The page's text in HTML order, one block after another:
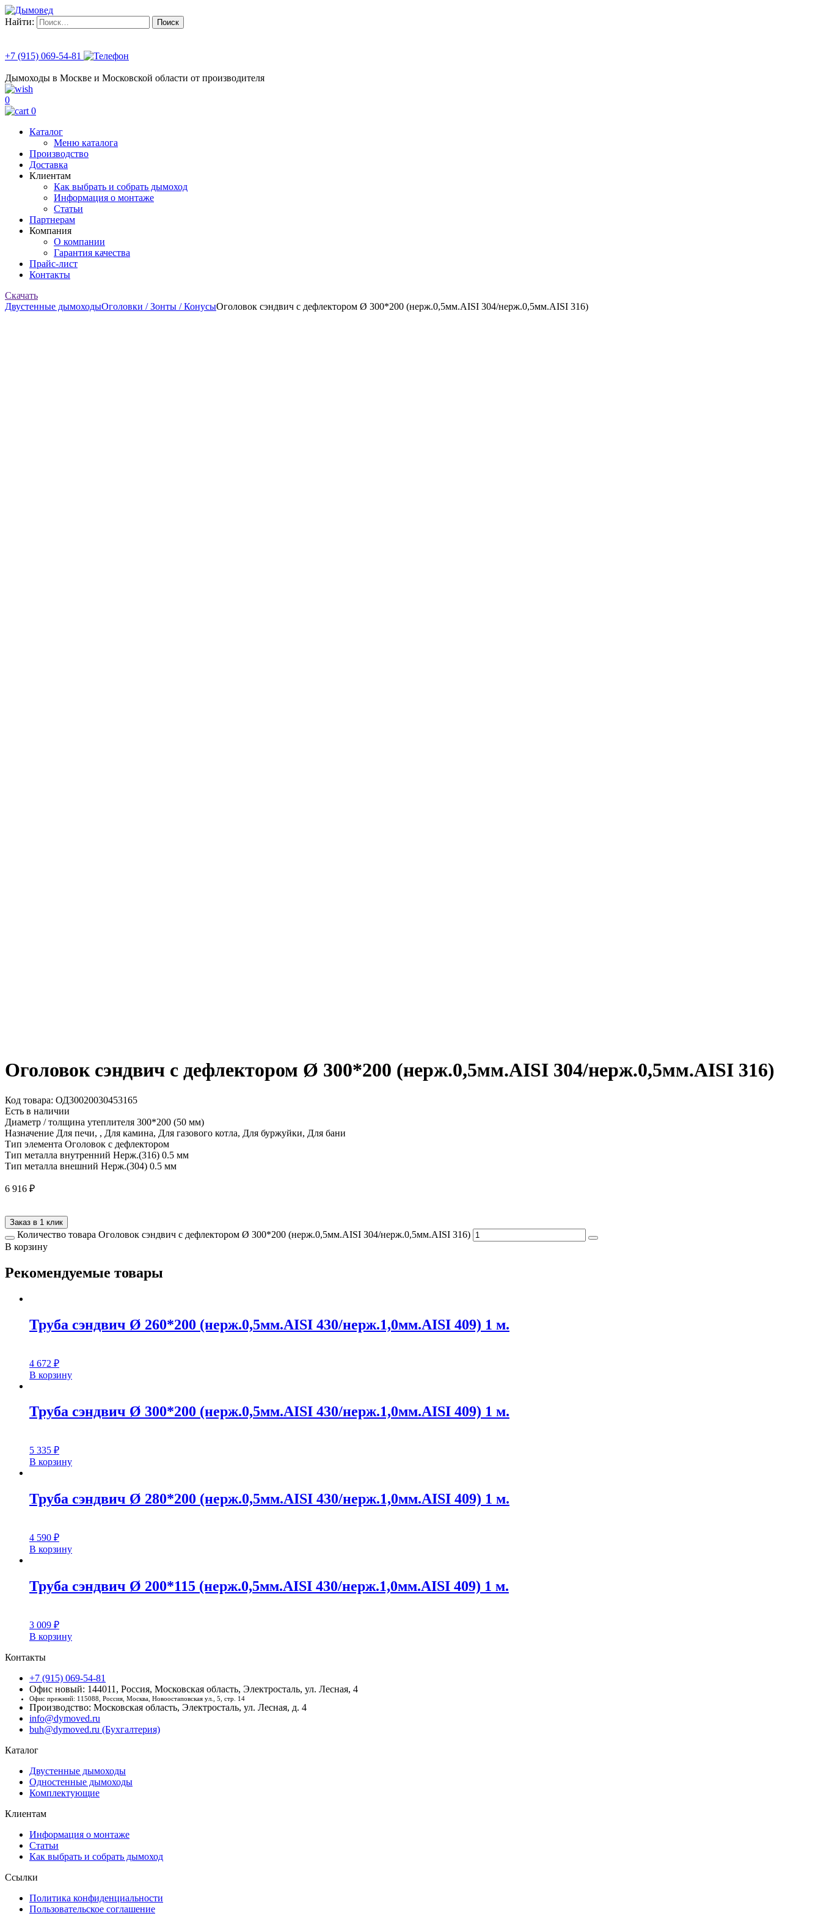
Найти:
+7 (915) 069-54-81
Дымоходы в Москве и Московской области от производителя
0
0
Каталог
Меню каталога
Производство
Доставка
Клиентам
Как выбрать и собрать дымоход
Информация о монтаже
Статьи
Партнерам
Компания
О компании
Гарантия качества
Прайс-лист
Контакты
Скачать
Двустенные дымоходыОголовки / Зонты / КонусыОголовок сэндвич с дефлектором Ø 300*200 (нерж.0,5мм.AISI 304/нерж.0,5мм.AISI 316)
Оголовок сэндвич с дефлектором Ø 300*200 (нерж.0,5мм.AISI 304/нерж.0,5мм.AISI 316)
Код товара: ОД30020030453165
Есть в наличии
Диаметр / толщина утеплителя 300*200 (50 мм)
Назначение Для печи, , Для камина, Для газового котла, Для буржуйки, Для бани
Тип элемента Оголовок с дефлектором
Тип металла внутренний Нерж.(316) 0.5 мм
Тип металла внешний Нерж.(304) 0.5 мм
6 916 ₽
Заказ в 1 клик
Количество товара Оголовок сэндвич с дефлектором Ø 300*200 (нерж.0,5мм.AISI 304/нерж.0,5мм.AISI 316)
В корзину
Рекомендуемые товары
Труба сэндвич Ø 260*200 (нерж.0,5мм.AISI 430/нерж.1,0мм.AISI 409) 1 м.
4 672 ₽
В корзину
Труба сэндвич Ø 300*200 (нерж.0,5мм.AISI 430/нерж.1,0мм.AISI 409) 1 м.
5 335 ₽
В корзину
Труба сэндвич Ø 280*200 (нерж.0,5мм.AISI 430/нерж.1,0мм.AISI 409) 1 м.
4 590 ₽
В корзину
Труба сэндвич Ø 200*115 (нерж.0,5мм.AISI 430/нерж.1,0мм.AISI 409) 1 м.
3 009 ₽
В корзину
Контакты
+7 (915) 069-54-81
Офис новый: 144011, Россия, Московская область, Электросталь, ул. Лесная, 4
Офис прежний: 115088, Россия, Москва, Новоостаповская ул., 5, стр. 14
Производство: Московская область, Электросталь, ул. Лесная, д. 4
info@dymoved.ru
buh@dymoved.ru (Бухгалтерия)
Каталог
Двустенные дымоходы
Одностенные дымоходы
Комплектующие
Клиентам
Информация о монтаже
Статьи
Как выбрать и собрать дымоход
Ссылки
Политика конфиденциальности
Пользовательское соглашение